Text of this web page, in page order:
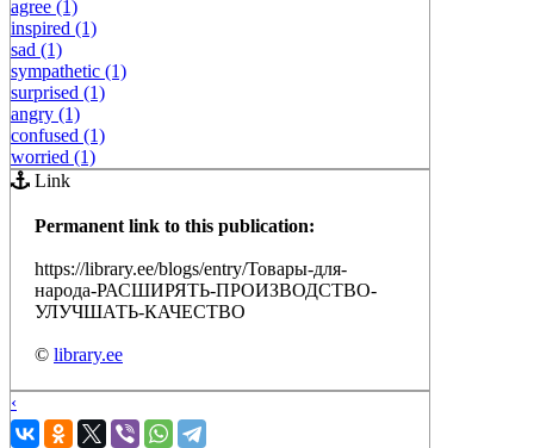
agree (1)
inspired (1)
sad (1)
sympathetic (1)
surprised (1)
angry (1)
confused (1)
worried (1)
Link
Permanent link to this publication:
https://library.ee/blogs/entry/Товары-для-
народа-РАСШИРЯТЬ-ПРОИЗВОДСТВО-
УЛУЧШАТЬ-КАЧЕСТВО
© library.ee
‹
›